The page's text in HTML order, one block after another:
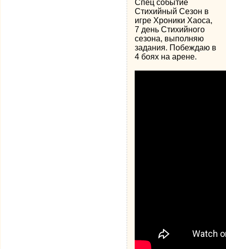
Спец событие
Стихийный Сезон в
игре Хроники Хаоса,
7 день Стихийного
сезона, выполняю
задания. Побеждаю в
4 боях на арене.